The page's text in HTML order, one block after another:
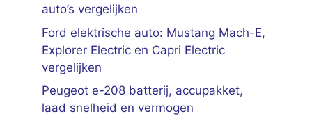
auto’s vergelijken
Ford elektrische auto: Mustang Mach-E,
Explorer Electric en Capri Electric
vergelijken
Peugeot e-208 batterij, accupakket,
laad snelheid en vermogen